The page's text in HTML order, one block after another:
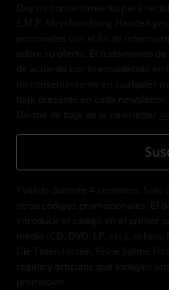
Doy mi consentimiento para
E.M.P. Merchandising
personales con el fin de
sobre su oferta. El tratamiento
de acuerdo con lo establecido en la
mi consentimiento en cualquier
baja presente en cada newsletter.
Darme de baja de la newsletter
*Válido durante 4 semanas. Solo
otros códigos promocionales. El
introducir el código en el primer
media (CD, DVD, LP, etc.),
Die Toten Hosen, Feine Sahne
regalo y artículos que incluyen
promoción.